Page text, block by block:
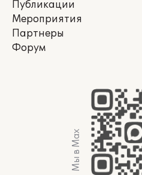
Публикации
Мероприятия
Партнеры
Форум
Мы в Max